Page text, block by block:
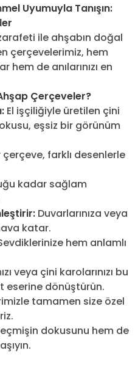
Uyumuyla Tanışın:
ile ahşabın doğal
çerçevelerimiz, hem
de anılarınızı en
Çerçeveler?
El işçiliğiyle üretilen çini
eşsiz bir görünüm
çerçeve, farklı desenlerle
kadar sağlam
Duvarlarınıza veya
katar.
hem anlamlı
veya çini karolarınızı bu
eserine dönüştürün.
tamamen size özel
dokusunu hem de